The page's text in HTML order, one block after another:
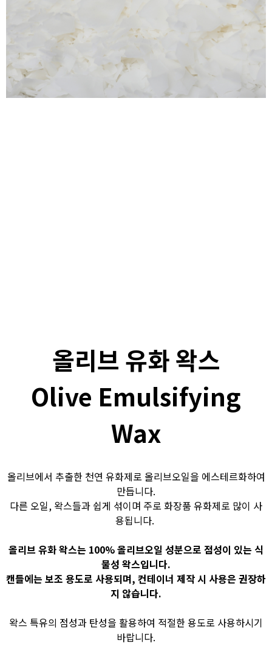
올리브 유화 왁스
Olive Emulsifying
Wax
올리브에서 추출한 천연 유화제로 올리브오일을 에스테르화하여
만듭니다.
다른 오일, 왁스들과 쉽게 섞이며 주로 화장품 유화제로 많이 사
용됩니다.
올리브 유화 왁스는 100% 올리브오일 성분으로 점성이 있는 식
물성 왁스입니다.
캔들에는 보조 용도로 사용되며, 컨테이너 제작 시 사용은 권장하
지 않습니다.
왁스 특유의 점성과 탄성을 활용하여 적절한 용도로 사용하시기
바랍니다.